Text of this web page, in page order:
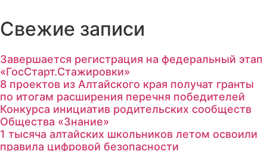
Свежие записи
Завершается регистрация на федеральный этап
«ГосСтарт.Стажировки»
8 проектов из Алтайского края получат гранты
по итогам расширения перечня победителей
Конкурса инициатив родительских сообществ
Общества «Знание»
1 тысяча алтайских школьников летом освоили
правила цифровой безопасности